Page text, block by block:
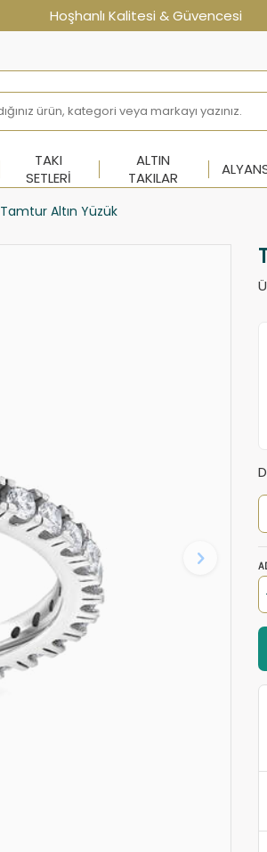
Hoşhanlı Kalitesi & Güvencesi
TAKI
SETLERI
ALTIN
TAKILAR
Tamtur Altın Yüzük